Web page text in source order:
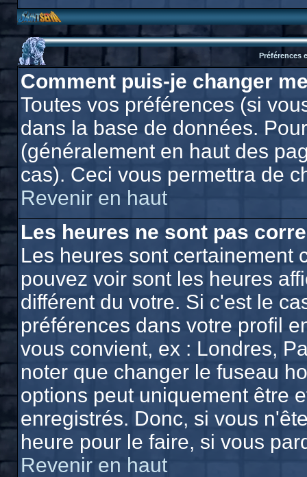
Préférences
Comment puis-je changer
Toutes vos préférences (si
dans la base de données.
(généralement en haut des
cas). Ceci vous permettra de
Revenir en haut
Les heures ne sont pas
Les heures sont certainement
pouvez voir sont les heures
différent du votre. Si c'est le
préférences dans votre profil
vous convient, ex : Londres,
noter que changer le fuseau
options peut uniquement être
enregistrés. Donc, si vous
heure pour le faire, si vous
Revenir en haut